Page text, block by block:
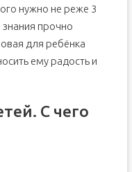
нужно не реже 3
прочно
для ребёнка
ему радость и
С чего